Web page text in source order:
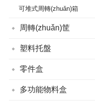
可堆式周轉(zhuǎn)箱
周轉(zhuǎn)筐
通用型周轉(zhuǎn)筐
塑料托盤
單面川字平板塑料托盤
零件盒
多功能物料盒